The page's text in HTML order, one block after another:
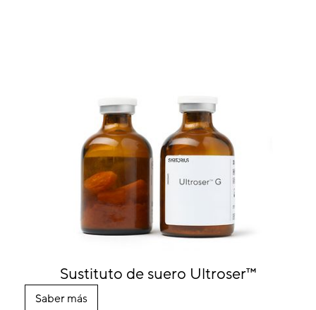
Sustituto de suero Ultroser™
Saber más